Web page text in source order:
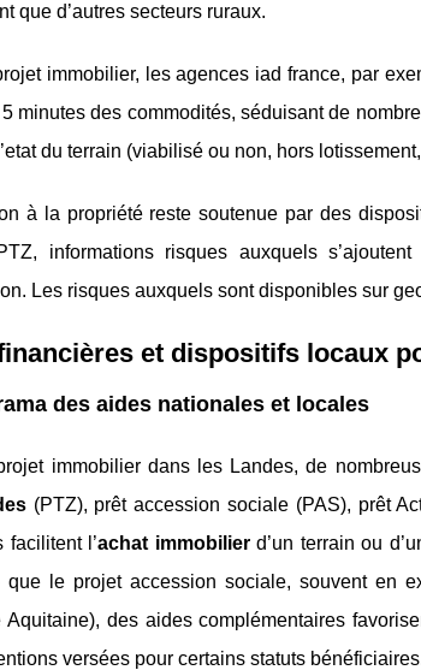
que d’autres secteurs ruraux.
immobilier, les agences iad france, par
minutes des commodités, séduisant de
du terrain (viabilisé ou non, hors
à la propriété reste soutenue par des
informations risques auxquels
Les risques auxquels sont disponibles sur
et dispositifs locaux
des aides nationales et locales
immobilier dans les Landes, de
(PTZ), prêt accession sociale (PAS), prêt
facilitent l’achat immobilierd’un terrain ou
que le projet accession sociale, souvent en
Aquitaine), des aides complémentaires
versées pour certains statuts